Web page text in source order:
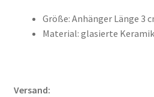
Größe: Anhänger Länge 3
Material: glasierte
Versand: